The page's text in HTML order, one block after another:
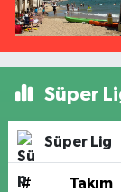
Süper
Süper Lig
# Takım